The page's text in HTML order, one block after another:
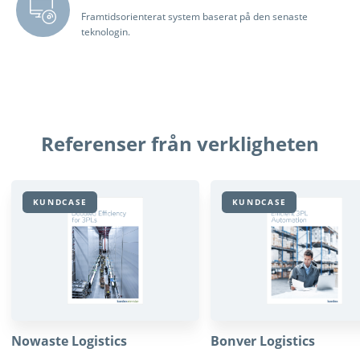
Framtidsorienterat system baserat på den senaste
teknologin.
Referenser från verkligheten
KUNDCASE
Nowaste Logistics
KUNDCASE
Bonver Logistics